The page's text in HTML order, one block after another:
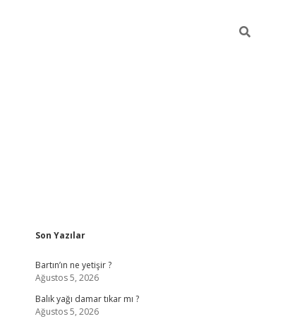
Sidebar
Son Yazılar
Bartın’ın ne yetişir ?
Ağustos 5, 2026
Balık yağı damar tıkar mı ?
Ağustos 5, 2026
betcivdcasino güncel giriş